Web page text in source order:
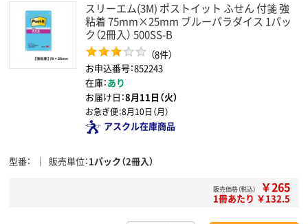
スリーエム(3M) ポストイット ふせん 付箋 強
粘着 75mm×25mm ブルーパラダイス 1パッ
ク（2冊入） 500SS-B
（8件）
お申込番号：852243
在庫：あり
お届け日：8月11日（火）
お急ぎ便：8月10日（月）
アスクル在庫商品
型番 販売単位 1パック（2冊入）
販売価格（税込） ￥265
1冊あたり ￥132.5